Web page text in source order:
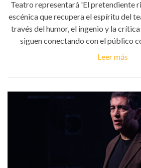
Teatro representará 'El pretendiente
escénica que recupera el espíritu del
través del humor, el ingenio y la
siguen conectando con el público
Leer más